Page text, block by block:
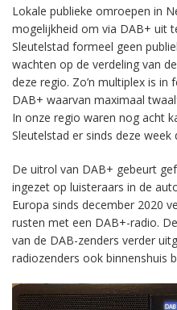
Lokale publieke omroepen in
mogelijkheid om via DAB+ uit
Sleutelstad formeel geen
wachten op de verdeling van
deze regio. Zo’n multiplex is
DAB+ waarvan maximaal
In onze regio waren nog acht
Sleutelstad er sinds deze week
De uitrol van DAB+ gebeurt
ingezet op luisteraars in de
Europa sinds december 2020
rusten met een DAB+-radio.
van de DAB-zenders verder
radiozenders ook binnenshuis